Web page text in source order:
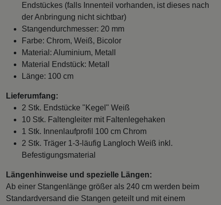
Endstückes (falls Innenteil vorhanden, ist dieses nach
der Anbringung nicht sichtbar)
Stangendurchmesser: 20 mm
Farbe: Chrom, Weiß, Bicolor
Material: Aluminium, Metall
Material Endstück: Metall
Länge: 100 cm
Lieferumfang:
2 Stk. Endstücke "Kegel" Weiß
10 Stk. Faltengleiter mit Faltenlegehaken
1 Stk. Innenlaufprofil 100 cm Chrom
2 Stk. Träger 1-3-läufig Langloch Weiß inkl.
Befestigungsmaterial
Längenhinweise und spezielle Längen:
Ab einer Stangenlänge größer als 240 cm werden beim
Standardversand die Stangen geteilt und mit einem